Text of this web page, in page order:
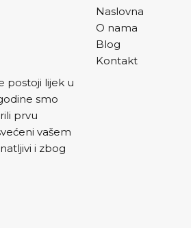
postoji lijek u
smo
prvu
vašem
i zbog
Naslovna
O nama
Blog
Kontakt